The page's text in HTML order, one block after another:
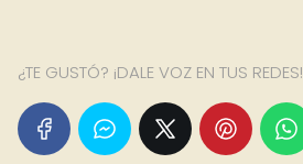
¿TE GUSTÓ? ¡DALE VOZ EN TUS REDES!